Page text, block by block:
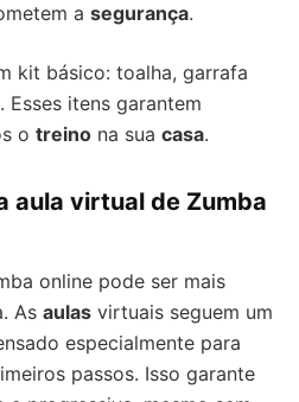
a segurança.
kit básico: toalha, garrafa
itens garantem
o treino na sua casa.
aula virtual de Zumba
online pode ser mais
As aulas virtuais seguem um
especialmente para
passos. Isso garante